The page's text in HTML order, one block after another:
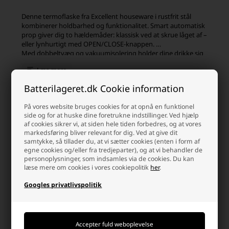
Batterilageret.dk Cookie information
På vores website bruges cookies for at opnå en funktionel
side og for at huske dine foretrukne indstillinger. Ved hjælp
af cookies sikrer vi, at siden hele tiden forbedres, og at vores
markedsføring bliver relevant for dig. Ved at give dit
samtykke, så tillader du, at vi sætter cookies (enten i form af
egne cookies og/eller fra tredjeparter), og at vi behandler de
personoplysninger, som indsamles via de cookies. Du kan
læse mere om cookies i vores cookiepolitik her.
Googles privatlivspolitik
Denne termoflaske fra Excellent houseware i rustfrit stål
kombinerer holdbarhed og funktionalitet. Smart automatisk
prop giver dig to hældemåder: klassisk ved at skrue låget af –
eller lynhurtigt med OPEN/CLOSE-knappen.
Med dobbeltvæg og vakuumisolering holder dine drikke sig
Med en kapacitet på 1 liter og et praktisk design med låget i
farten. Flasken måler 32,5 cm i højden og vejer kun 540 g,
Bemærk: Flasken tåler ikke opvaskemaskine.
Læs mere
Kunder købte også